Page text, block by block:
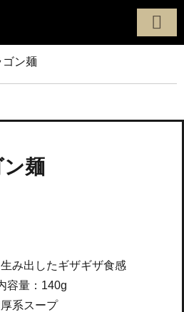
ゴン麺
麺
み出したギザギザ食感
容量：140g
系スープ